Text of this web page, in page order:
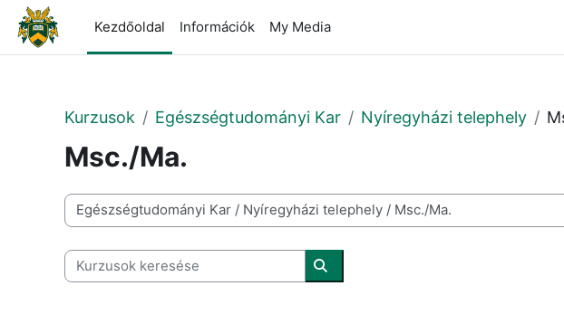
Tovább a fő tartalomhoz
Kezdőoldal
Információk My Media
Kurzusok Egészségtudományi Kar Nyíregyházi telephely
Msc./Ma.
Kurzuskategóriák
Kurzusok keresése
Kurzusok keresése